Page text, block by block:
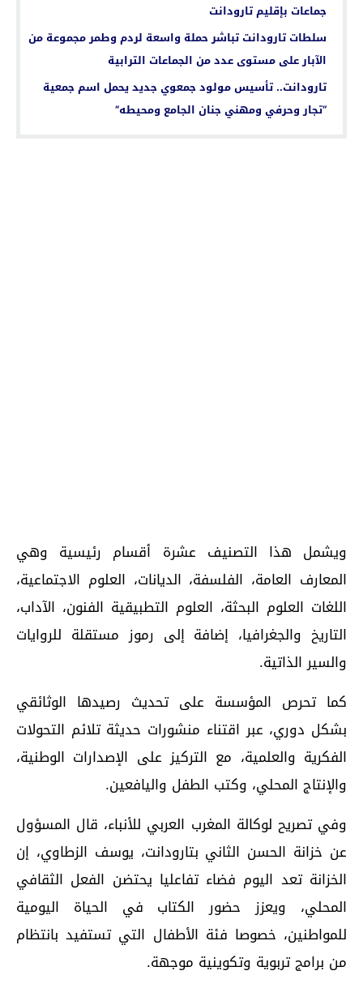
جماعات بإقليم تارودانت
سلطات تارودانت تباشر حملة واسعة لردم وطمر مجموعة من
الآبار على مستوى عدد من الجماعات الترابية
تارودانت.. تأسيس مولود جمعوي جديد يحمل اسم جمعية
“تجار وحرفي ومهني جنان الجامع ومحيطه”
ويشمل هذا التصنيف عشرة أقسام رئيسية وهي
المعارف العامة، الفلسفة، الديانات، العلوم الاجتماعية،
اللغات العلوم البحثة، العلوم التطبيقية الفنون، الآداب،
التاريخ والجغرافيا، إضافة إلى رموز مستقلة للروايات
والسير الذاتية.
كما تحرص المؤسسة على تحديث رصيدها الوثائقي
بشكل دوري، عبر اقتناء منشورات حديثة تلائم التحولات
الفكرية والعلمية، مع التركيز على الإصدارات الوطنية،
والإنتاج المحلي، وكتب الطفل واليافعين.
وفي تصريح لوكالة المغرب العربي للأنباء، قال المسؤول
عن خزانة الحسن الثاني بتارودانت، يوسف الزطاوي، إن
الخزانة تعد اليوم فضاء تفاعليا يحتضن الفعل الثقافي
المحلي، ويعزز حضور الكتاب في الحياة اليومية
للمواطنين، خصوصا فئة الأطفال التي تستفيد بانتظام
من برامج تربوية وتكوينية موجهة.